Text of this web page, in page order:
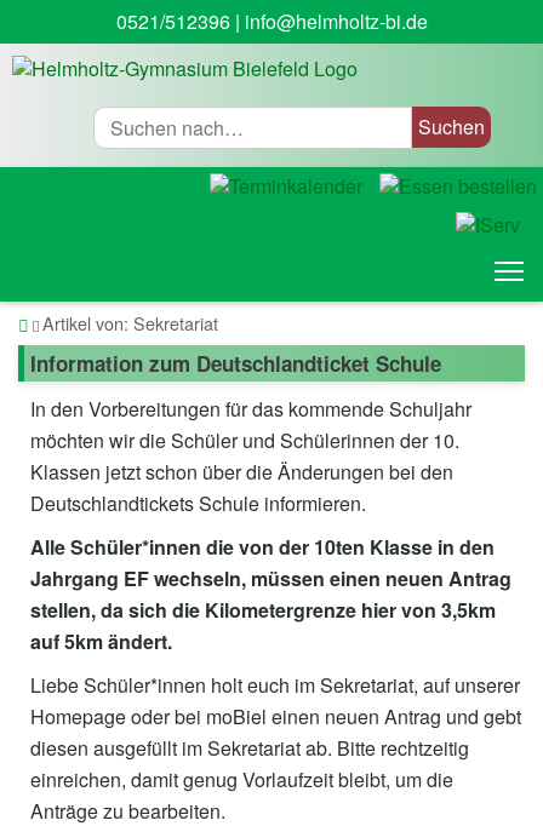
0521/512396| info@helmholtz-bi.de
Suche
Startseite
Artikel von: Sekretariat
Information zum Deutschlandticket Schule
In den Vorbereitungen für das kommende Schuljahr
möchten wir die Schüler und Schülerinnen der 10.
Klassen jetzt schon über die Änderungen bei den
Deutschlandtickets Schule informieren.
Alle Schüler*innen die von der 10ten Klasse in den
Jahrgang EF wechseln, müssen einen neuen Antrag
stellen, da sich die Kilometergrenze hier von 3,5km
auf 5km ändert.
Liebe Schüler*innen holt euch im Sekretariat, auf unserer
Homepage oder bei moBiel einen neuen Antrag und gebt
diesen ausgefüllt im Sekretariat ab. Bitte rechtzeitig
einreichen, damit genug Vorlaufzeit bleibt, um die
Anträge zu bearbeiten.